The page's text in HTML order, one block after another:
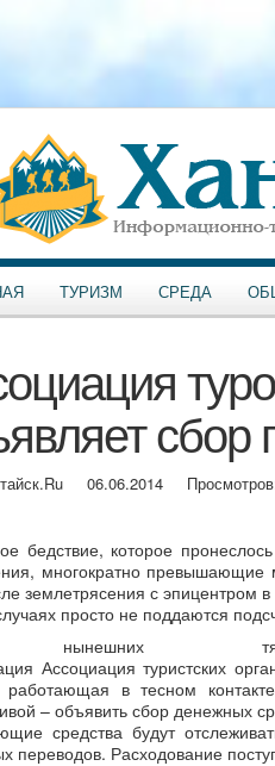
ТУРИЗМ СРЕДА
сбор
06.06.2014
бедствие, которое
многократно
землетрясения с эпицентром
просто не поддаются
Ассоциация туристских
в тесном
– объявить сбор денежных
средства будут
переводов. Расходование